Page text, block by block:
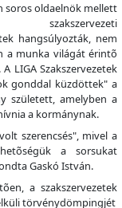
soros oldaelnök mellett
szakszervezeti
hangsúlyozták, nem
a munka világát érintõ
LIGA Szakszervezetek
gonddal küzdöttek" a
született, amelyben a
a kormánynak.
szerencsés", mivel a
a sorsukat
Gaskó István.
a szakszervezetek
törvénydömpingjét